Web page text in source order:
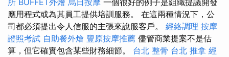
所 BUFFET外燴 烏日按摩 一個很好的例子是組織提議開發
應用程式或為其員工提供培訓服務。 在這兩種情況下，公
司都必須提出令人信服的主張來說服客戶。 經絡調理 按摩
證照考試 自助餐外燴 豐原按摩推薦 儘管商業提案不是估
算，但它確實包含某些財務細節。 台北 整骨 台北 推拿 經